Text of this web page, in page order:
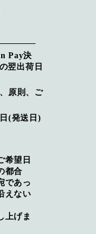
Pay決
翌出荷日
原則、ご
(発送日)
希望日
都合
であっ
えない
上げま